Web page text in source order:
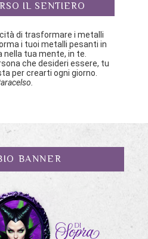
IL SENTIERO
di trasformare i metalli
i tuoi metalli pesanti in
nella tua mente, in te.
che desideri essere, tu
per crearti ogni giorno.
BANNER